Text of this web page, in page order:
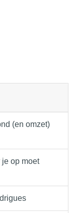
(en omzet)
op moet